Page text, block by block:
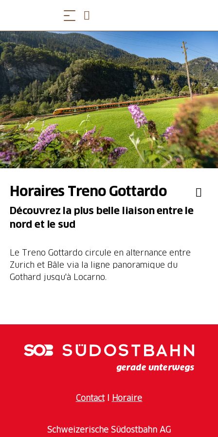
Horaires Treno Gottardo
Découvrez la plus belle liaison entre le
nord et le sud
Le Treno Gottardo circule en alternance entre
Zurich et Bâle via la ligne panoramique du
Gothard jusqu'à Locarno.
ContactI Horaire
Schweizerische Südostbahn AG